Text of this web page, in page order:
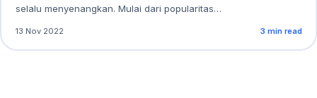
selalu menyenangkan. Mulai dari popularitas…
13 Nov 2022 3 min read